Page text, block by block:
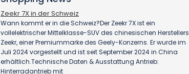
Zeekr 7X in der Schweiz
Wann kommt er in die Schweiz?Der Zeekr 7X ist ein
vollelektrischer Mittelklasse-SUV des chinesischen Herstellers
Zeekr, einer Premiummarke des Geely-Konzerns. Er wurde im
Juli 2024 vorgestellt und ist seit September 2024 in China
erhältlich.Technische Daten & Ausstattung Antrieb:
Hinterradantrieb mit